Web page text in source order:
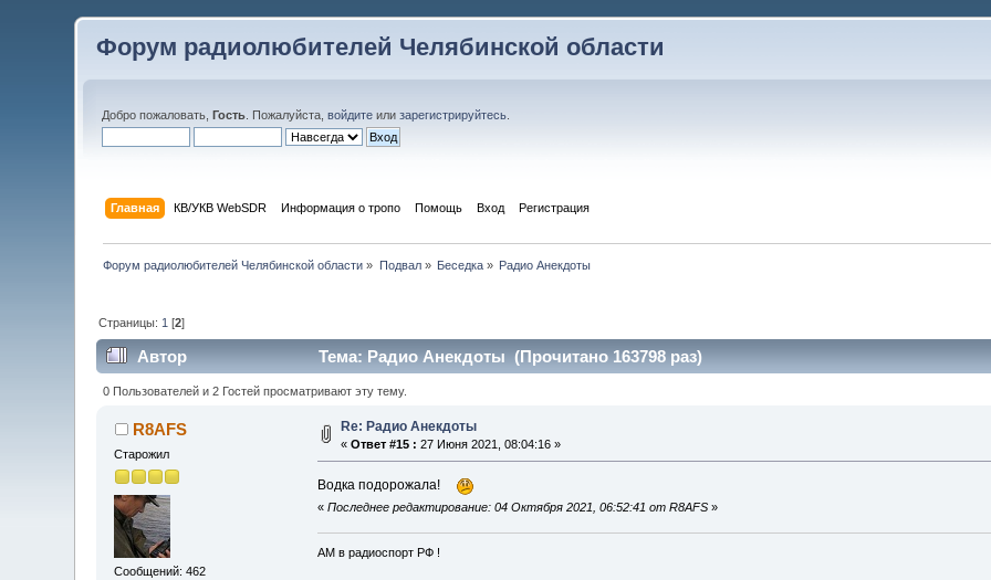
Форум радиолюбителей Челябинской области
Добро пожаловать,Гость . Пожалуйста,войдите илизарегистрируйтесь
Главная КВ/УКВ WebSDR Информация о тропо Помощь Вход Регистрация
Форум радиолюбителей Челябинской области » Подвал» Беседка » Радио Анекдоты
Страницы: 1 [2]
Автор Тема: Радио Анекдоты (Прочитано 163798 раз)
0 Пользователей и 2 Гостей просматривают эту тему.
R8AFS
Старожил
Сообщений: 462
Re: Радио Анекдоты
«Ответ #15 : 27 Июня 2021, 08:04:16 »
Водка подорожала!
« Последнее редактирование: 04 Октября 2021, 06:52:41 от R8AFS»
АМ в радиоспорт РФ !